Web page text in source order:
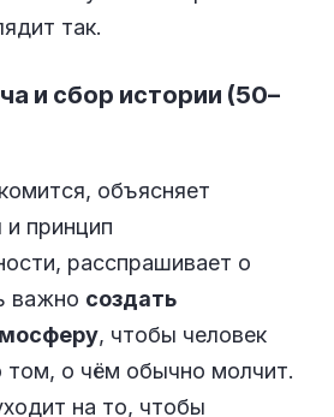
так.
и сбор истории (50–
объясняет
принцип
расспрашивает о
важно создать
, чтобы человек
том, о чём обычно молчит.
на то, чтобы